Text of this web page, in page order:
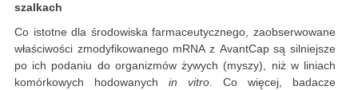
szalkach
Co istotne dla środowiska farmaceutycznego, zaobserwowane
właściwości zmodyfikowanego mRNA z AvantCap są silniejsze
po ich podaniu do organizmów żywych (myszy), niż w liniach
komórkowych hodowanych in vitro. Co więcej, badacze